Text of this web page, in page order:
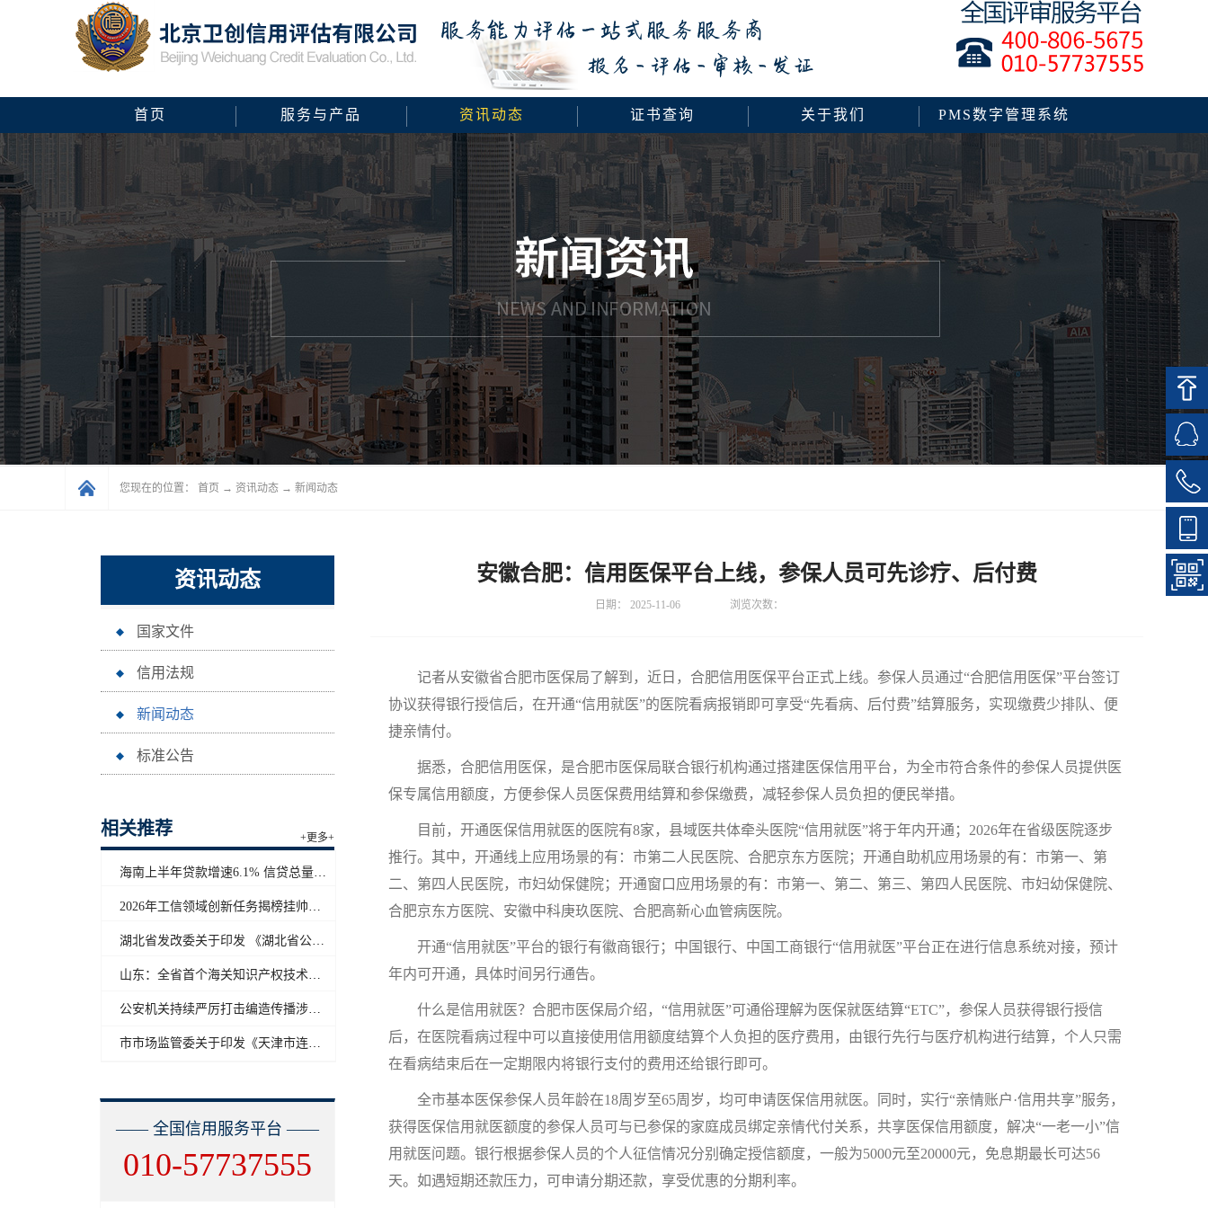
首页 服务与产品 资讯动态 证书查询 关于我们 PMS数字管理系统
您现在的位置： 首页 → 资讯动态 → 新闻动态
资讯动态
国家文件
信用法规
新闻动态
标准公告
相关推荐 +更多+
海南上半年贷款增速6.1% 信贷总量保持合理平稳增长
2026年工信领域创新任务揭榜挂帅工作启动
湖北省发改委关于印发 《湖北省公共信用信息目录（2026年版）》的通知
山东：全省首个海关知识产权技术调查官制度落地济南自贸片区
公安机关持续严厉打击编造传播涉汛涉灾网络谣言
市市场监管委关于印发《天津市连锁企业食品经营许可“先证后核”信用承诺审批实施办法》的通知
—— 全国信用服务平台 ——
010-57737555
安徽合肥：信用医保平台上线，参保人员可先诊疗、后付费
日期： 2025-11-06 浏览次数：
记者从安徽省合肥市医保局了解到，近日，合肥信用医保平台正式上线。参保人员通过“合肥信用医保”平台签订
协议获得银行授信后，在开通“信用就医”的医院看病报销即可享受“先看病、后付费”结算服务，实现缴费少排队、便
捷亲情付。
据悉，合肥信用医保，是合肥市医保局联合银行机构通过搭建医保信用平台，为全市符合条件的参保人员提供医
保专属信用额度，方便参保人员医保费用结算和参保缴费，减轻参保人员负担的便民举措。
目前，开通医保信用就医的医院有8家，县域医共体牵头医院“信用就医”将于年内开通；2026年在省级医院逐步
推行。其中，开通线上应用场景的有：市第二人民医院、合肥京东方医院；开通自助机应用场景的有：市第一、第
二、第四人民医院，市妇幼保健院；开通窗口应用场景的有：市第一、第二、第三、第四人民医院、市妇幼保健院、
合肥京东方医院、安徽中科庚玖医院、合肥高新心血管病医院。
开通“信用就医”平台的银行有徽商银行；中国银行、中国工商银行“信用就医”平台正在进行信息系统对接，预计
年内可开通，具体时间另行通告。
什么是信用就医？合肥市医保局介绍，“信用就医”可通俗理解为医保就医结算“ETC”，参保人员获得银行授信
后，在医院看病过程中可以直接使用信用额度结算个人负担的医疗费用，由银行先行与医疗机构进行结算，个人只需
在看病结束后在一定期限内将银行支付的费用还给银行即可。
全市基本医保参保人员年龄在18周岁至65周岁，均可申请医保信用就医。同时，实行“亲情账户·信用共享”服务，
获得医保信用就医额度的参保人员可与已参保的家庭成员绑定亲情代付关系，共享医保信用额度，解决“一老一小”信
用就医问题。银行根据参保人员的个人征信情况分别确定授信额度，一般为5000元至20000元，免息期最长可达56
天。如遇短期还款压力，可申请分期还款，享受优惠的分期利率。